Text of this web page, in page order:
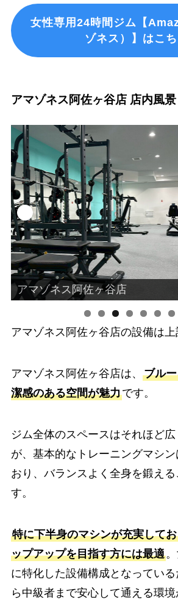
女性専用24時間ジム【
ゾネス）】はこち
アマゾネス阿佐ヶ谷店 店内風景
アマゾネス阿佐ヶ谷店
アマゾネス阿佐ヶ谷店の設備は上
アマゾネス阿佐ヶ谷店は、 ブル
潔感のある空間が魅力です。
ジム全体のスペースはそれほど
が、基本的なトレーニングマシ
おり、バランスよく全身を鍛える
す。
特に下半身のマシンが充実して
ップアップを目指す方には最適
に特化した設備構成となってい
ら中級者まで安心して通える環境